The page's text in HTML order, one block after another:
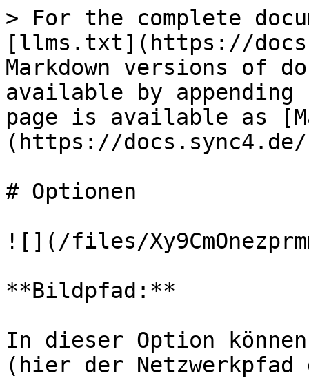
> For the complete
[llms.txt](https://
Markdown versions of
available by
page is available as
(https://
# Optionen
![](/files/
**Bildpfad:**
In dieser Option
(hier der